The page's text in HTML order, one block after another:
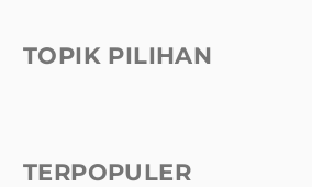
TOPIK PILIHAN
TERPOPULER